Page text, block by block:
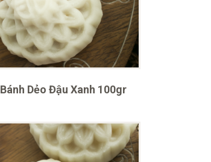
Bánh Dẻo Đậu Xanh 100gr